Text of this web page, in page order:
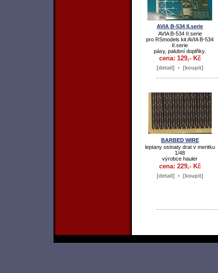
AVIA B-534 II.serie
AVIA B-534 II.serie
pro RSmodels kit AVIA B-534
II.serie
pásy, palubní doplňky.
cena: 129,- Kč
[detail] - [koupit]
BARBED WIRE
leptany ostnaty drat v meritku
1/48
výrobce hauler
cena: 229,- Kč
[detail] - [koupit]